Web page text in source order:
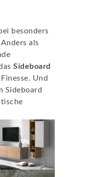
besonders
als
Sideboard
Und
Sideboard